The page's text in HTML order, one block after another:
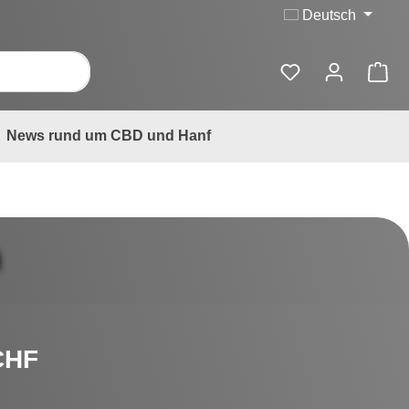
Deutsch
News rund um CBD und Hanf